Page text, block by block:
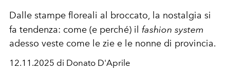
Dalle stampe floreali al broccato, la nostalgia si
fa tendenza: come (e perché) il fashion system
adesso veste come le zie e le nonne di provincia.
12.11.2025 di Donato D'Aprile